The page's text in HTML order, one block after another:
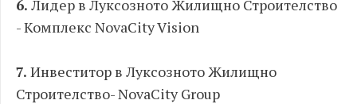
6. Лидер в Луксозното Жилищно Строителство
- Комплекс NovaCity Vision
7. Инвеститор в Луксозното Жилищно
Строителство- NovaCity Group